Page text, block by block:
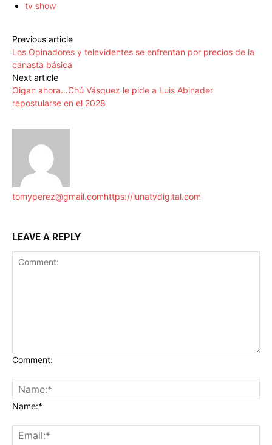
tv show
Previous article
Los Opinadores y televidentes se enfrentan por precios de la
canasta básica
Next article
Oigan ahora…Chú Vásquez le pide a Luis Abinader
repostularse en el 2028
tomyperez@gmail.comhttps://lunatvdigital.com
LEAVE A REPLY
Comment:
Name:*